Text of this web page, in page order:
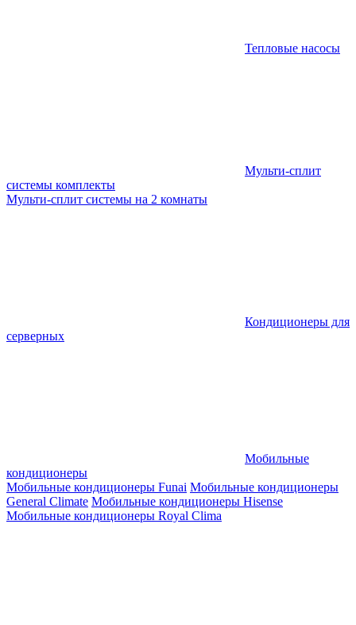
Тепловые насосы
Мульти-сплит
системы комплекты
Мульти-сплит системы на 2 комнаты
Кондиционеры для
серверных
Мобильные
кондиционеры
Мобильные кондиционеры Funai Мобильные кондиционеры
General Climate Мобильные кондиционеры Hisense
Мобильные кондиционеры Royal Clima